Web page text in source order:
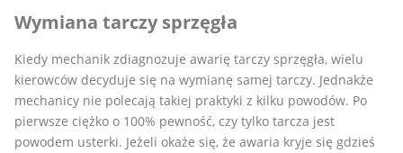
Wymiana tarczy sprzęgła
Kiedy mechanik zdiagnozuje awarię tarczy sprzęgła, wielu
kierowców decyduje się na wymianę samej tarczy. Jednakże
mechanicy nie polecają takiej praktyki z kilku powodów. Po
pierwsze ciężko o 100% pewność, czy tylko tarcza jest
powodem usterki. Jeżeli okaże się, że awaria kryje się gdzieś